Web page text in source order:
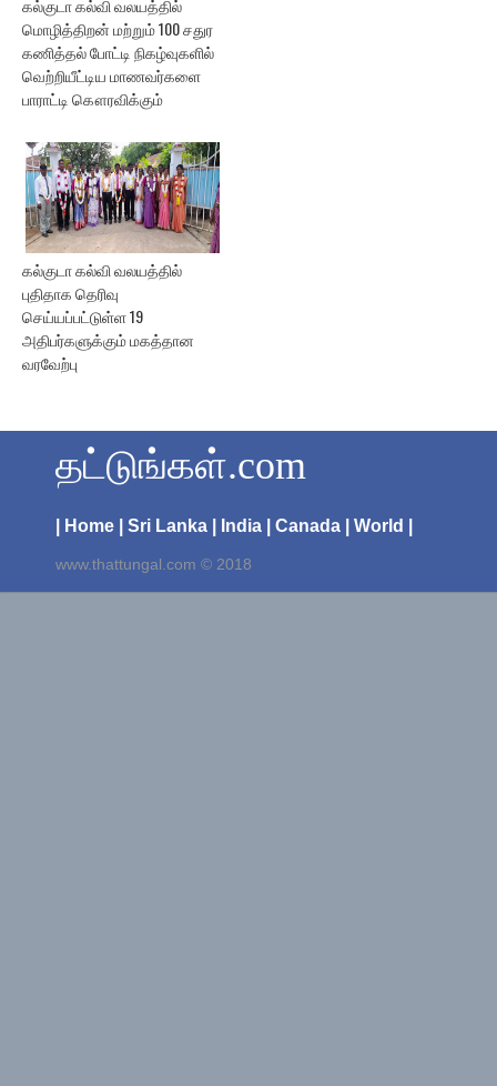
கல்குடா கல்வி வலயத்தில்
மொழித்திறன் மற்றும் 100 சதுர
கணித்தல் போட்டி நிகழ்வுகளில்
வெற்றியீட்டிய மாணவர்களை
பாராட்டி கௌரவிக்கும்
கல்குடா கல்வி வலயத்தில்
புதிதாக தெரிவு
செய்யப்பட்டுள்ள 19
அதிபர்களுக்கும் மகத்தான
வரவேற்பு
தட்டுங்கள்.com
| Home | Sri Lanka | India | Canada | World |
www.thattungal.com © 2018